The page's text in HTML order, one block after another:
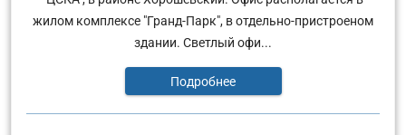
жилом комплексе "Гранд-Парк", в отдельно-пристроеном
здании. Светлый офи...
Подробнее